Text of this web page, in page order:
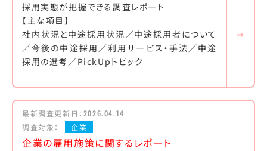
採用実態が把握できる調査レポート
【主な項目】
社内状況と中途採用状況／中途採用者について
／今後の中途採用／利用サービス・手法／中途
採用の選考／PickUpトピック
最新調査更新日： 2026.04.14
調査対象：
企業
企業の雇用施策に関するレポート